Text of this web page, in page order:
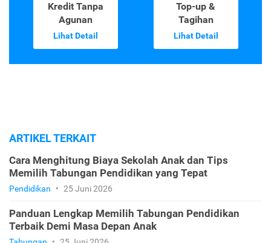
Kredit Tanpa
Agunan
Lihat Detail
Top-up &
Tagihan
Lihat Detail
ARTIKEL TERKAIT
Cara Menghitung Biaya Sekolah Anak dan Tips
Memilih Tabungan Pendidikan yang Tepat
Pendidikan • 25 Juni 2026
Panduan Lengkap Memilih Tabungan Pendidikan
Terbaik Demi Masa Depan Anak